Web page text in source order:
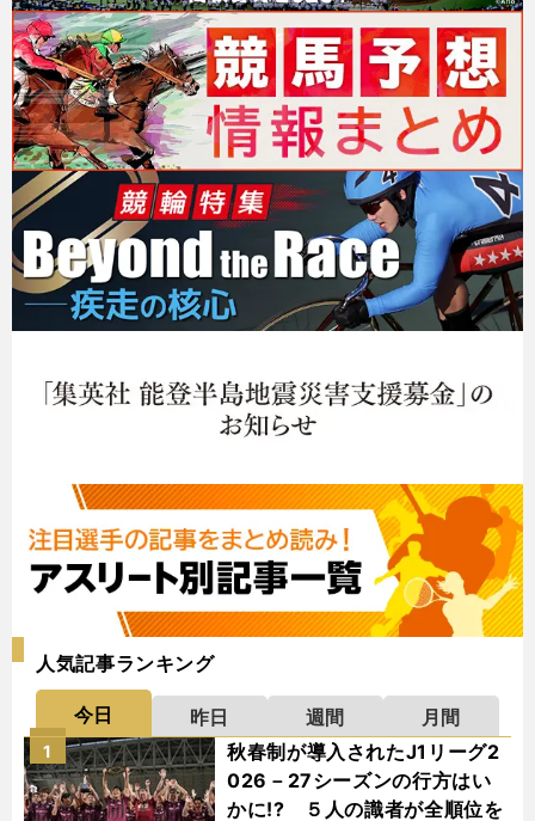
人気記事ランキング
今日 昨日 週間
月間
秋春制が導入されたJ1リーグ2
026－27シーズンの行方はい
かに!? ５人の識者が全順位を
1